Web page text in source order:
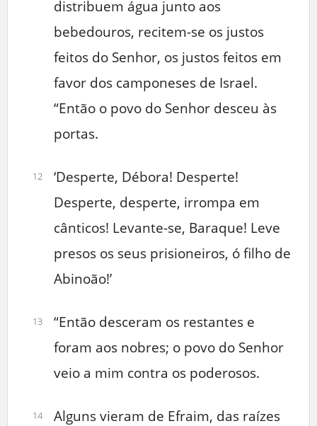
distribuem água junto aos
bebedouros, recitem-se os justos
feitos do Senhor, os justos feitos em
favor dos camponeses de Israel.
“Então o povo do Senhor desceu às
portas.
12
‘Desperte, Débora! Desperte!
Desperte, desperte, irrompa em
cânticos! Levante-se, Baraque! Leve
presos os seus prisioneiros, ó filho de
Abinoão!’
13
“Então desceram os restantes e
foram aos nobres; o povo do Senhor
veio a mim contra os poderosos.
14
Alguns vieram de Efraim, das raízes